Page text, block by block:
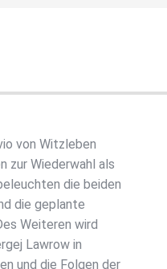
von Witzleben
zur Wiederwahl als
die beiden
die geplante
Weiteren wird
Lawrow in
und die Folgen der